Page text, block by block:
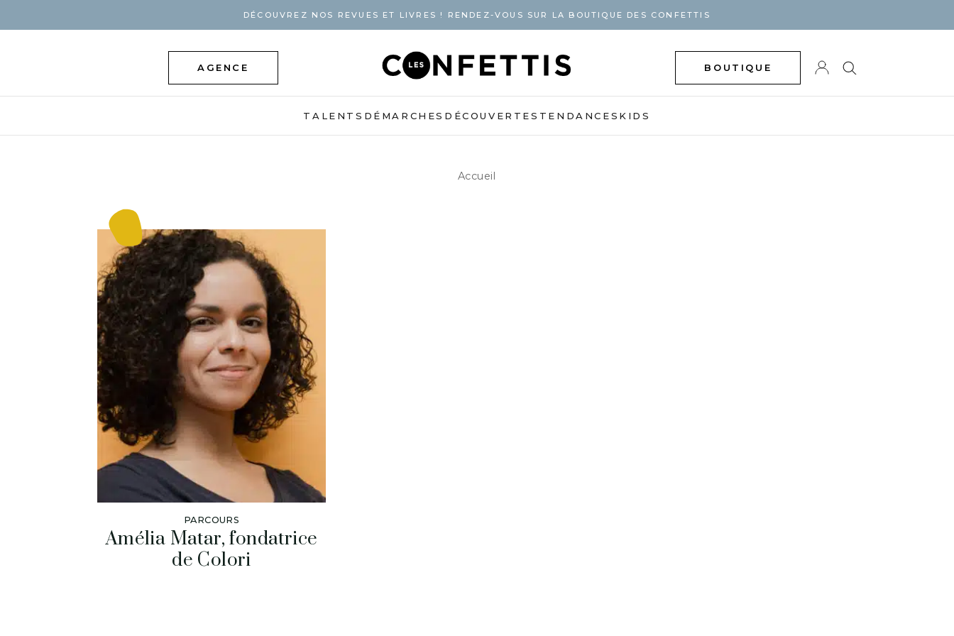
DÉCOUVREZ NOS REVUES ET LIVRES ! RENDEZ-VOUS SUR LA BOUTIQUE DES CONFETTIS
AGENCE BOUTIQUE
TALENTS DÉMARCHES DÉCOUVERTES TENDANCES KIDS
Accueil
PARCOURS
Amélia Matar, fondatrice
de Colori